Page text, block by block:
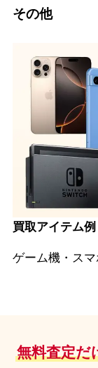
その他
買取アイテム例
ゲーム機・ス
無料査定だ